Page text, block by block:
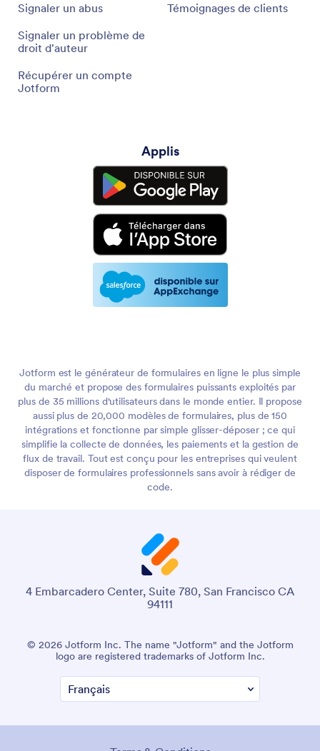
Signaler un abus
Signaler un problème de
droit d'auteur
Récupérer un compte
Jotform
Témoignages de clients
Applis
Jotform est le générateur de formulaires en ligne le plus simple
du marché et propose des formulaires puissants exploités par
plus de 35 millions d'utilisateurs dans le monde entier. Il propose
aussi plus de 20,000 modèles de formulaires, plus de 150
intégrations et fonctionne par simple glisser-déposer ; ce qui
simplifie la collecte de données, les paiements et la gestion de
flux de travail. Tout est conçu pour les entreprises qui veulent
disposer de formulaires professionnels sans avoir à rédiger de
code.
4 Embarcadero Center, Suite 780, San Francisco CA
94111
© 2026 Jotform Inc. The name "Jotform" and the Jotform
logo are registered trademarks of Jotform Inc.